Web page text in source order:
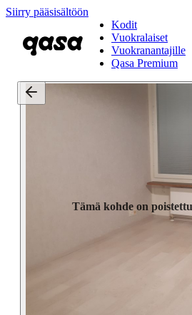
Siirry pääsisältöön
Kodit
Vuokralaiset
Vuokranantajille
Qasa Premium
Tämä kohde on